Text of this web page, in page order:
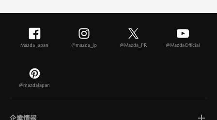
Mazda Japan @mazda_jp @Mazda_PR @MazdaOfficial
@mazdajapan
企業情報